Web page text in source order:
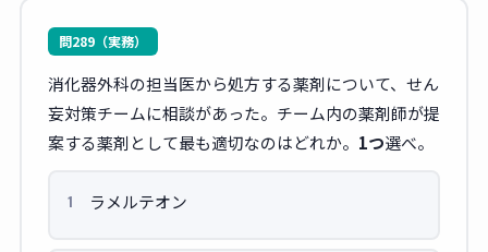
問289（実務）
消化器外科の担当医から処方する薬剤について、せん
妄対策チームに相談があった。チーム内の薬剤師が提
案する薬剤として最も適切なのはどれか。 1つ選べ。
1 ラメルテオン